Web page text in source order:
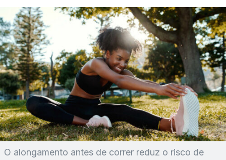
O alongamento antes de correr reduz o risco de